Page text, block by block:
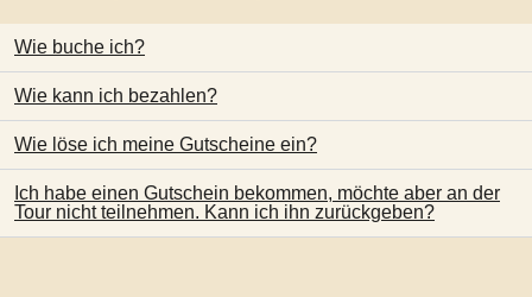
Wie buche ich?
Wie kann ich bezahlen?
Wie löse ich meine Gutscheine ein?
Ich habe einen Gutschein bekommen, möchte aber an der
Tour nicht teilnehmen. Kann ich ihn zurückgeben?